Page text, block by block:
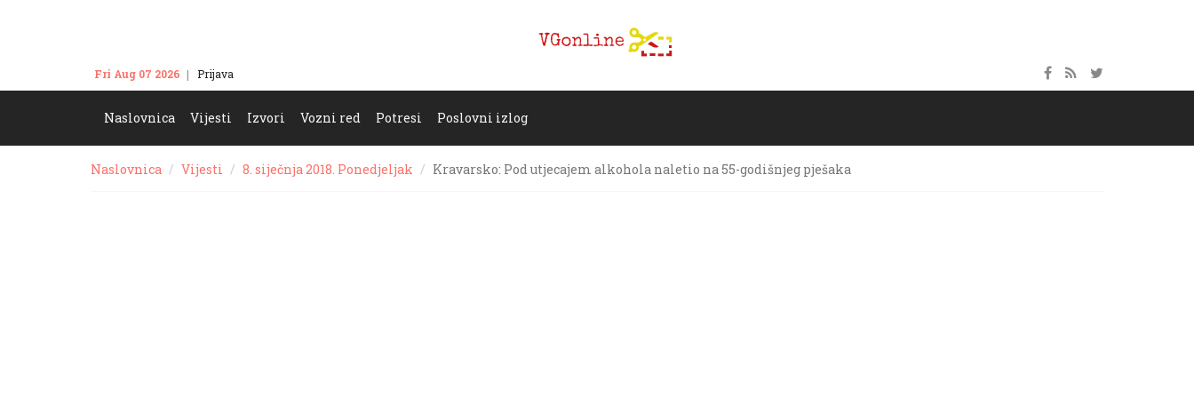
Fri Aug 07 2026 Prijava
Naslovnica Vijesti Izvori Vozni red Potresi Poslovni izlog
Naslovnica Vijesti 8. siječnja 2018. Ponedjeljak Kravarsko: Pod utjecajem alkohola naletio na 55-godišnjeg pješaka